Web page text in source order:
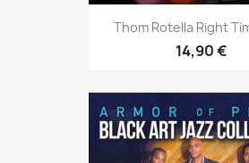
Thom Rotella Right
14,90 €